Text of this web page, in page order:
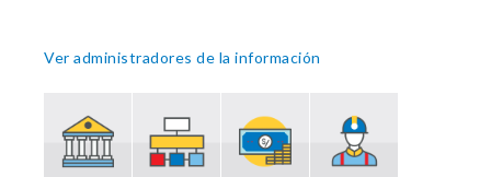
Ver administradores de la información